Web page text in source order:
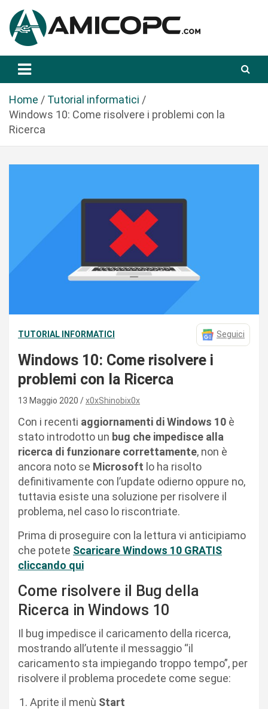
a
Amicopc.com
Home
Tutorial informatici
Windows 10: Come risolvere i problemi con la
Ricerca
TUTORIAL INFORMATICI Seguici
Windows 10: Come risolvere i
problemi con la Ricerca
13 Maggio 2020 x0xShinobix0x
Con i recenti aggiornamenti di Windows 10 è
stato introdotto un bug che impedisce alla
ricerca di funzionare correttamente, non è
ancora noto se Microsoft lo ha risolto
definitivamente con l’update odierno oppure no,
tuttavia esiste una soluzione per risolvere il
problema, nel caso lo riscontriate.
Prima di proseguire con la lettura vi anticipiamo
che potete Scaricare Windows 10 GRATIS
cliccando qui
Come risolvere il Bug della
Ricerca in Windows 10
Il bug impedisce il caricamento della ricerca,
mostrando all’utente il messaggio “il
caricamento sta impiegando troppo tempo”, per
risolvere il problema procedete come segue:
Aprite il menù Start